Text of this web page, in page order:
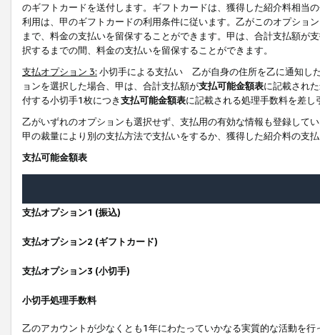
のギフトカードを送付します。ギフトカードは、獲得した紹介料相当
利用は、甲のギフトカードの利用条件に従います。乙がこのオプショ
まで、料金の支払いを留保することができます。甲は、合計支払額が
択するまでの間、料金の支払いを留保することができます。
支払オプション 3: 小切手による支払い 乙が自身の住所を乙に通知し
ョンを選択した場合、甲は、合計支払額が支払可能金額表に記載され
付する小切手1枚につき支払可能金額表に記載される処理手数料を差し
乙がいずれのオプションも選択せず、支払用の有効な情報も登録して
甲の裁量により別の支払方法で支払いをするか、獲得した紹介料の支
支払可能金額表
支払オプション1 (振込)
支払オプション2 (ギフトカード)
支払オプション3 (小切手)
小切手処理手数料
乙のアカウントが少なくとも1年にわたっていかなる実質的な活動を